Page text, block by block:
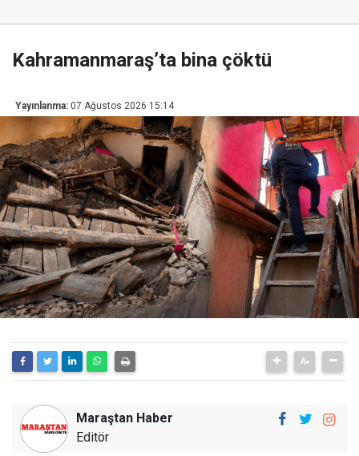
Kahramanmaraş’ta bina çöktü
Yayınlanma: 07 Ağustos 2026 15:14
Maraştan Haber
Editör